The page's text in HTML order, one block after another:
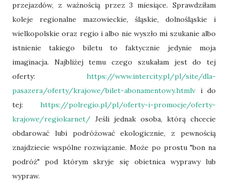
przejazdów, z ważnością przez 3 miesiące. Sprawdziłam
koleje regionalne mazowieckie, śląskie, dolnośląskie i
wielkopolskie oraz regio i albo nie wyszło mi szukanie albo
istnienie takiego biletu to faktycznie jedynie moja
imaginacja. Najbliżej temu czego szukałam jest do tej
oferty: https://www.intercity.pl/pl/site/dla-
pasazera/oferty/krajowe/bilet-abonamentowy.htmlv i do
tej: https://polregio.pl/pl/oferty-i-promocje/oferty-
krajowe/regiokarnet/ Jeśli jednak osoba, którą chcecie
obdarować lubi podróżować ekologicznie, z pewnością
znajdziecie wspólne rozwiązanie. Może po prostu "bon na
podróż" pod którym skryje się obietnica wyprawy lub
wypraw.